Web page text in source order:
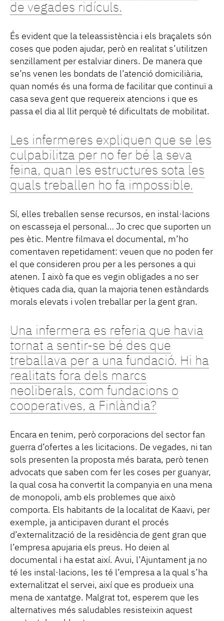
de vegades ridículs.
És evident que la teleassistència i els braçalets són
coses que poden ajudar, però en realitat s’utilitzen
senzillament per estalviar diners. De manera que
se’ns venen les bondats de l’atenció domiciliària,
quan només és una forma de facilitar que continuï a
casa seva gent que requereix atencions i que es
passa el dia al llit perquè té dificultats de mobilitat.
Les infermeres expliquen que se les
culpabilitza per no fer bé la seva
feina, quan les estructures sota les
quals treballen ho fa impossible.
Sí, elles treballen sense recursos, en instal·lacions
on escasseja el personal… Jo crec que suporten un
pes ètic. Mentre filmava el documental, m’ho
comentaven repetidament: veuen que no poden fer
el que consideren prou per a les persones a qui
atenen. I això fa que es vegin obligades a no ser
ètiques cada dia, quan la majoria tenen estàndards
morals elevats i volen treballar per la gent gran.
Una infermera es referia que havia
tornat a sentir-se bé des que
treballava per a una fundació. Hi ha
realitats fora dels marcs
neoliberals, com fundacions o
cooperatives, a Finlàndia?
Encara en tenim, però corporacions del sector fan
guerra d’ofertes a les licitacions. De vegades, ni tan
sols presenten la proposta més barata, però tenen
advocats que saben com fer les coses per guanyar,
la qual cosa ha convertit la companyia en una mena
de monopoli, amb els problemes que això
comporta. Els habitants de la localitat de Kaavi, per
exemple, ja anticipaven durant el procés
d’externalització de la residència de gent gran que
l’empresa apujaria els preus. Ho deien al
documental i ha estat així. Avui, l’Ajuntament ja no
té les instal·lacions, les té l’empresa a la qual s’ha
externalitzat el servei, així que es produeix una
mena de xantatge. Malgrat tot, esperem que les
alternatives més saludables resisteixin aquest